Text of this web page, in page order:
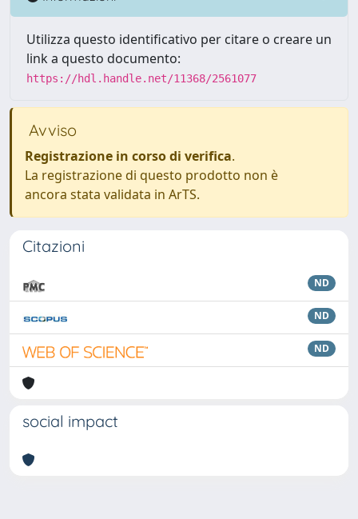
Utilizza questo identificativo per citare o creare un
link a questo documento:
https://hdl.handle.net/11368/2561077
Avviso
Registrazione in corso di verifica.
La registrazione di questo prodotto non è
ancora stata validata in ArTS.
Citazioni
ND
ND
ND
social impact